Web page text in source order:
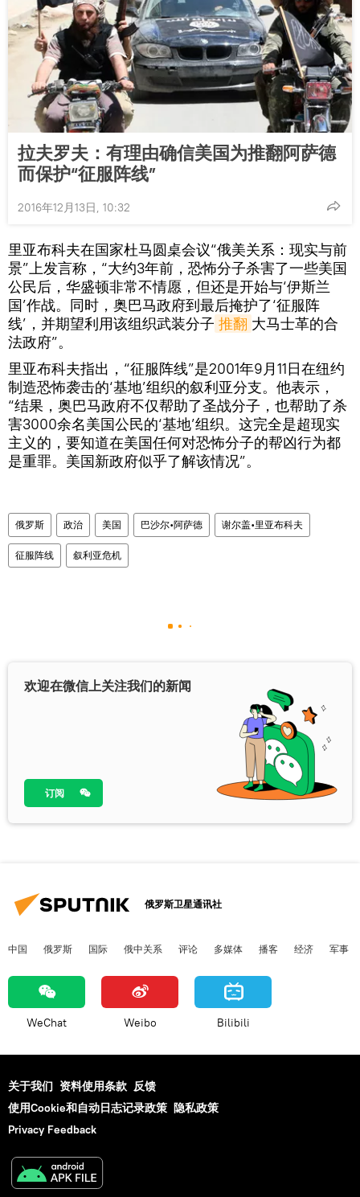
拉夫罗夫：有理由确信美国为推翻阿萨德
而保护“征服阵线”
2016年12月13日, 10:32
里亚布科夫在国家杜马圆桌会议“俄美关系：现实与前
景”上发言称，“大约3年前，恐怖分子杀害了一些美国
公民后，华盛顿非常不情愿，但还是开始与‘伊斯兰
国’作战。同时，奥巴马政府到最后掩护了‘征服阵
线’，并期望利用该组织武装分子 推翻 大马士革的合
法政府”。
里亚布科夫指出，“征服阵线”是2001年9月11日在纽约
制造恐怖袭击的‘基地’组织的叙利亚分支。他表示，
“结果，奥巴马政府不仅帮助了圣战分子，也帮助了杀
害3000余名美国公民的‘基地’组织。这完全是超现实
主义的，要知道在美国任何对恐怖分子的帮凶行为都
是重罪。美国新政府似乎了解该情况”。
俄罗斯 政治 美国 巴沙尔•阿萨德 谢尔盖•里亚布科夫
征服阵线 叙利亚危机
欢迎在微信上关注我们的新闻
订阅
俄罗斯卫星通讯社
中国 俄罗斯 国际 俄中关系 评论 多媒体 播客 经济 军事
WeChat Weibo Bilibili
关于我们 资料使用条款 反馈
使用Cookie和自动日志记录政策 隐私政策
Privacy Feedback